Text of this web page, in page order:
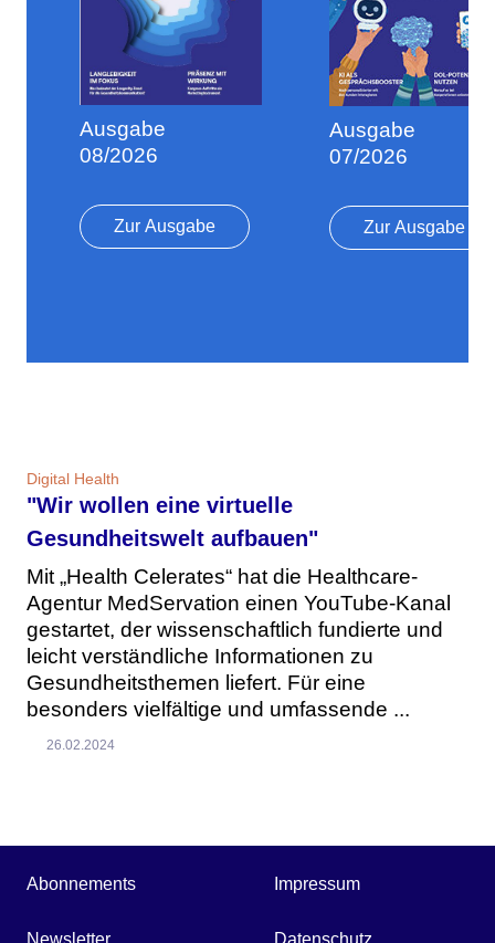
Ausgabe
08/2026
Zur Ausgabe
Ausgabe
07/2026
Zur Ausgabe
Digital Health
"Wir wollen eine virtuelle
Gesundheitswelt aufbauen"
Mit „Health Celerates“ hat die Healthcare-
Agentur MedServation einen YouTube-Kanal
gestartet, der wissenschaftlich fundierte und
leicht verständliche Informationen zu
Gesundheitsthemen liefert. Für eine
besonders vielfältige und umfassende ...
26.02.2024
Abonnements
Newsletter
Impressum
Datenschutz